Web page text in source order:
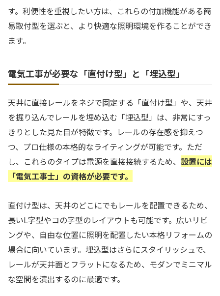
す。利便性を重視したい方は、これらの付加機能がある簡
易取付型を選ぶと、より快適な照明環境を作ることができ
ます。
電気工事が必要な「直付け型」と「埋込型」
天井に直接レールをネジで固定する「直付け型」や、天井
を掘り込んでレールを埋め込む「埋込型」は、非常にすっ
きりとした見た目が特徴です。レールの存在感を抑えつ
つ、プロ仕様の本格的なライティングが可能です。ただ
し、これらのタイプは電源を直接接続するため、 設置には
「電気工事士」の資格が必要です。
直付け型は、天井のどこにでもレールを配置できるため、
長いL字型やコの字型のレイアウトも可能です。広いリビ
ングや、自由な位置に照明を配置したい本格リフォームの
場合に向いています。埋込型はさらにスタイリッシュで、
レールが天井面とフラットになるため、モダンでミニマル
な空間を演出するのに最適です。